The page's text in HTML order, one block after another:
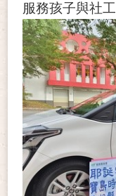
服務孩子與社工